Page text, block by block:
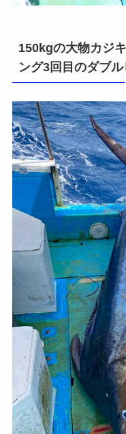
150kgの大物カジ
ング3回目のダブ